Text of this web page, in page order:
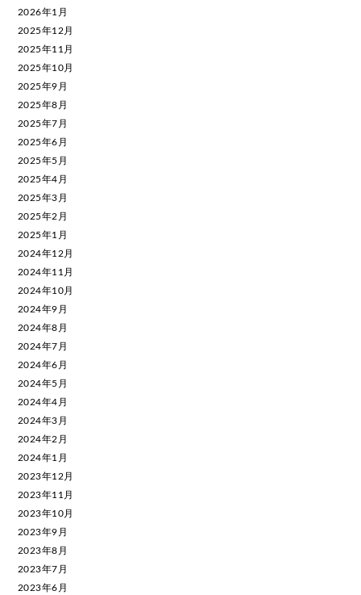
2026年1月
2025年12月
2025年11月
2025年10月
2025年9月
2025年8月
2025年7月
2025年6月
2025年5月
2025年4月
2025年3月
2025年2月
2025年1月
2024年12月
2024年11月
2024年10月
2024年9月
2024年8月
2024年7月
2024年6月
2024年5月
2024年4月
2024年3月
2024年2月
2024年1月
2023年12月
2023年11月
2023年10月
2023年9月
2023年8月
2023年7月
2023年6月